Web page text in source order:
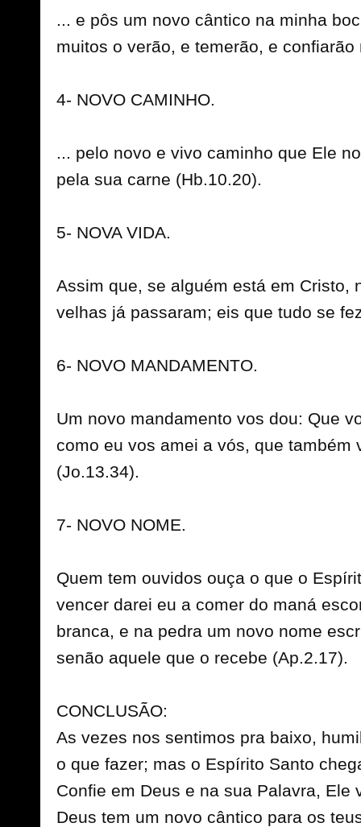
... e pôs um novo cântico na minha
muitos o verão, e temerão, e confiarão
4- NOVO CAMINHO.
... pelo novo e vivo caminho que Ele
pela sua carne (Hb.10.20).
5- NOVA VIDA.
Assim que, se alguém está em Cristo,
velhas já passaram; eis que tudo se
6- NOVO MANDAMENTO.
Um novo mandamento vos dou: Que
como eu vos amei a vós, que também
(Jo.13.34).
7- NOVO NOME.
Quem tem ouvidos ouça o que o
vencer darei eu a comer do maná
branca, e na pedra um novo nome
senão aquele que o recebe (Ap.2.17).
CONCLUSÃO:
As vezes nos sentimos pra baixo,
o que fazer; mas o Espírito Santo
Confie em Deus e na sua Palavra, Ele
Deus tem um novo cântico para os